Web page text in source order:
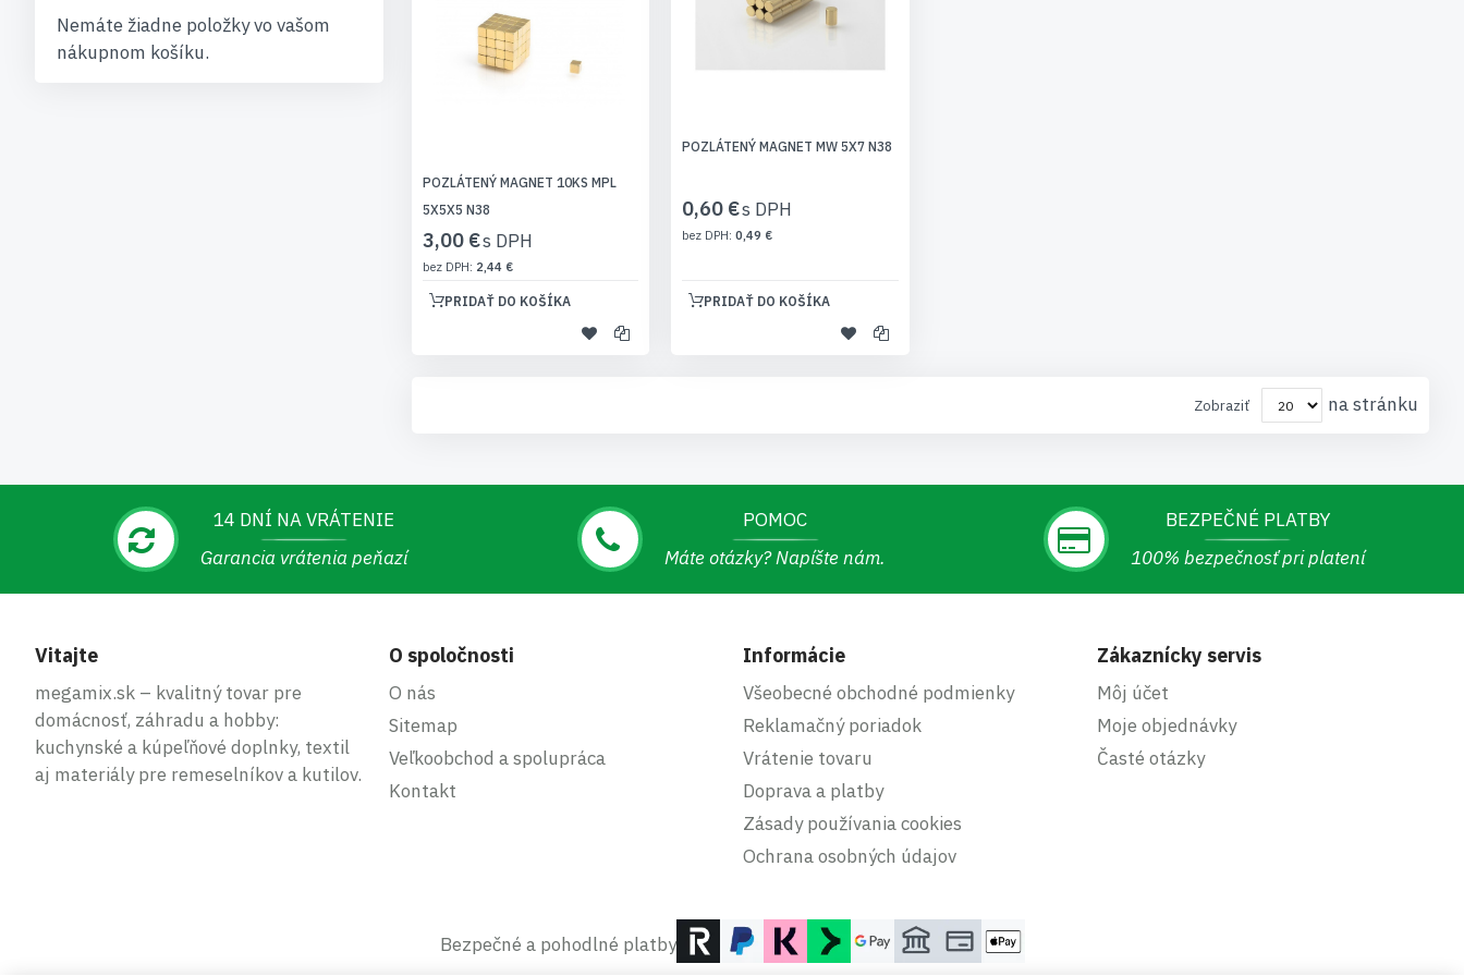
POZLÁTENÝ MAGNET 10KS MPL
5X5X5 N38
3,00 €
2,44 €
PRIDAŤ DO KOŠÍKA
POZLÁTENÝ MAGNET MW 5X7 N38
0,60 €
0,49 €
PRIDAŤ DO KOŠÍKA
Zobraziť na stránku
Nemáte žiadne položky vo vašom
nákupnom košíku.
14 DNÍ NA VRÁTENIE
Garancia vrátenia peňazí
POMOC
Máte otázky? Napíšte nám.
BEZPEČNÉ PLATBY
100% bezpečnosť pri platení
Vitajte
megamix.sk – kvalitný tovar pre
domácnosť, záhradu a hobby:
kuchynské a kúpeľňové doplnky, textil
aj materiály pre remeselníkov a kutilov.
O spoločnosti
O nás
Sitemap
Veľkoobchod a spolupráca
Kontakt
Informácie
Všeobecné obchodné podmienky
Reklamačný poriadok
Vrátenie tovaru
Doprava a platby
Zásady používania cookies
Ochrana osobných údajov
Zákaznícky servis
Môj účet
Moje objednávky
Časté otázky
Bezpečné a pohodlné platby